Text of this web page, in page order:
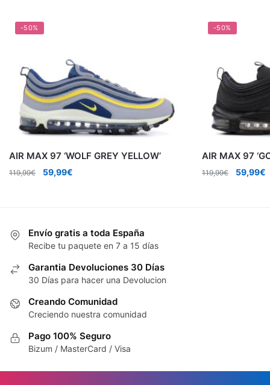
-50%
AIR MAX 97 ‘WOLF GREY YELLOW’
119,99€
El
59,99€
-50%
AIR MAX 97
119,99€
El
59,99€
Envío gratis a toda España
Recibe tu paquete en 7 a 15 días
Garantia Devoluciones 30 Días
30 Días para hacer una Devolucion
Creando Comunidad
Creciendo nuestra comunidad
Pago 100% Seguro
Bizum / MasterCard / Visa